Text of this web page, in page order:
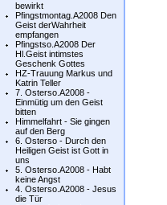
bewirkt
Pfingstmontag.A2008 Den
Geist derWahrheit
empfangen
Pfingstso.A2008 Der
Hl.Geist intimstes
Geschenk Gottes
HZ-Trauung Markus und
Katrin Teller
7. Osterso.A2008 -
Einmütig um den Geist
bitten
Himmelfahrt - Sie gingen
auf den Berg
6. Osterso - Durch den
Heiligen Geist ist Gott in
uns
5. Osterso.A2008 - Habt
keine Angst
4. Osterso.A2008 - Jesus
die Tür